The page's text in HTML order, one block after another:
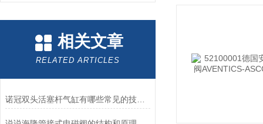
相关文章
RELATED ARTICLES
诺冠双头活塞杆气缸有哪些常见的技术参数？